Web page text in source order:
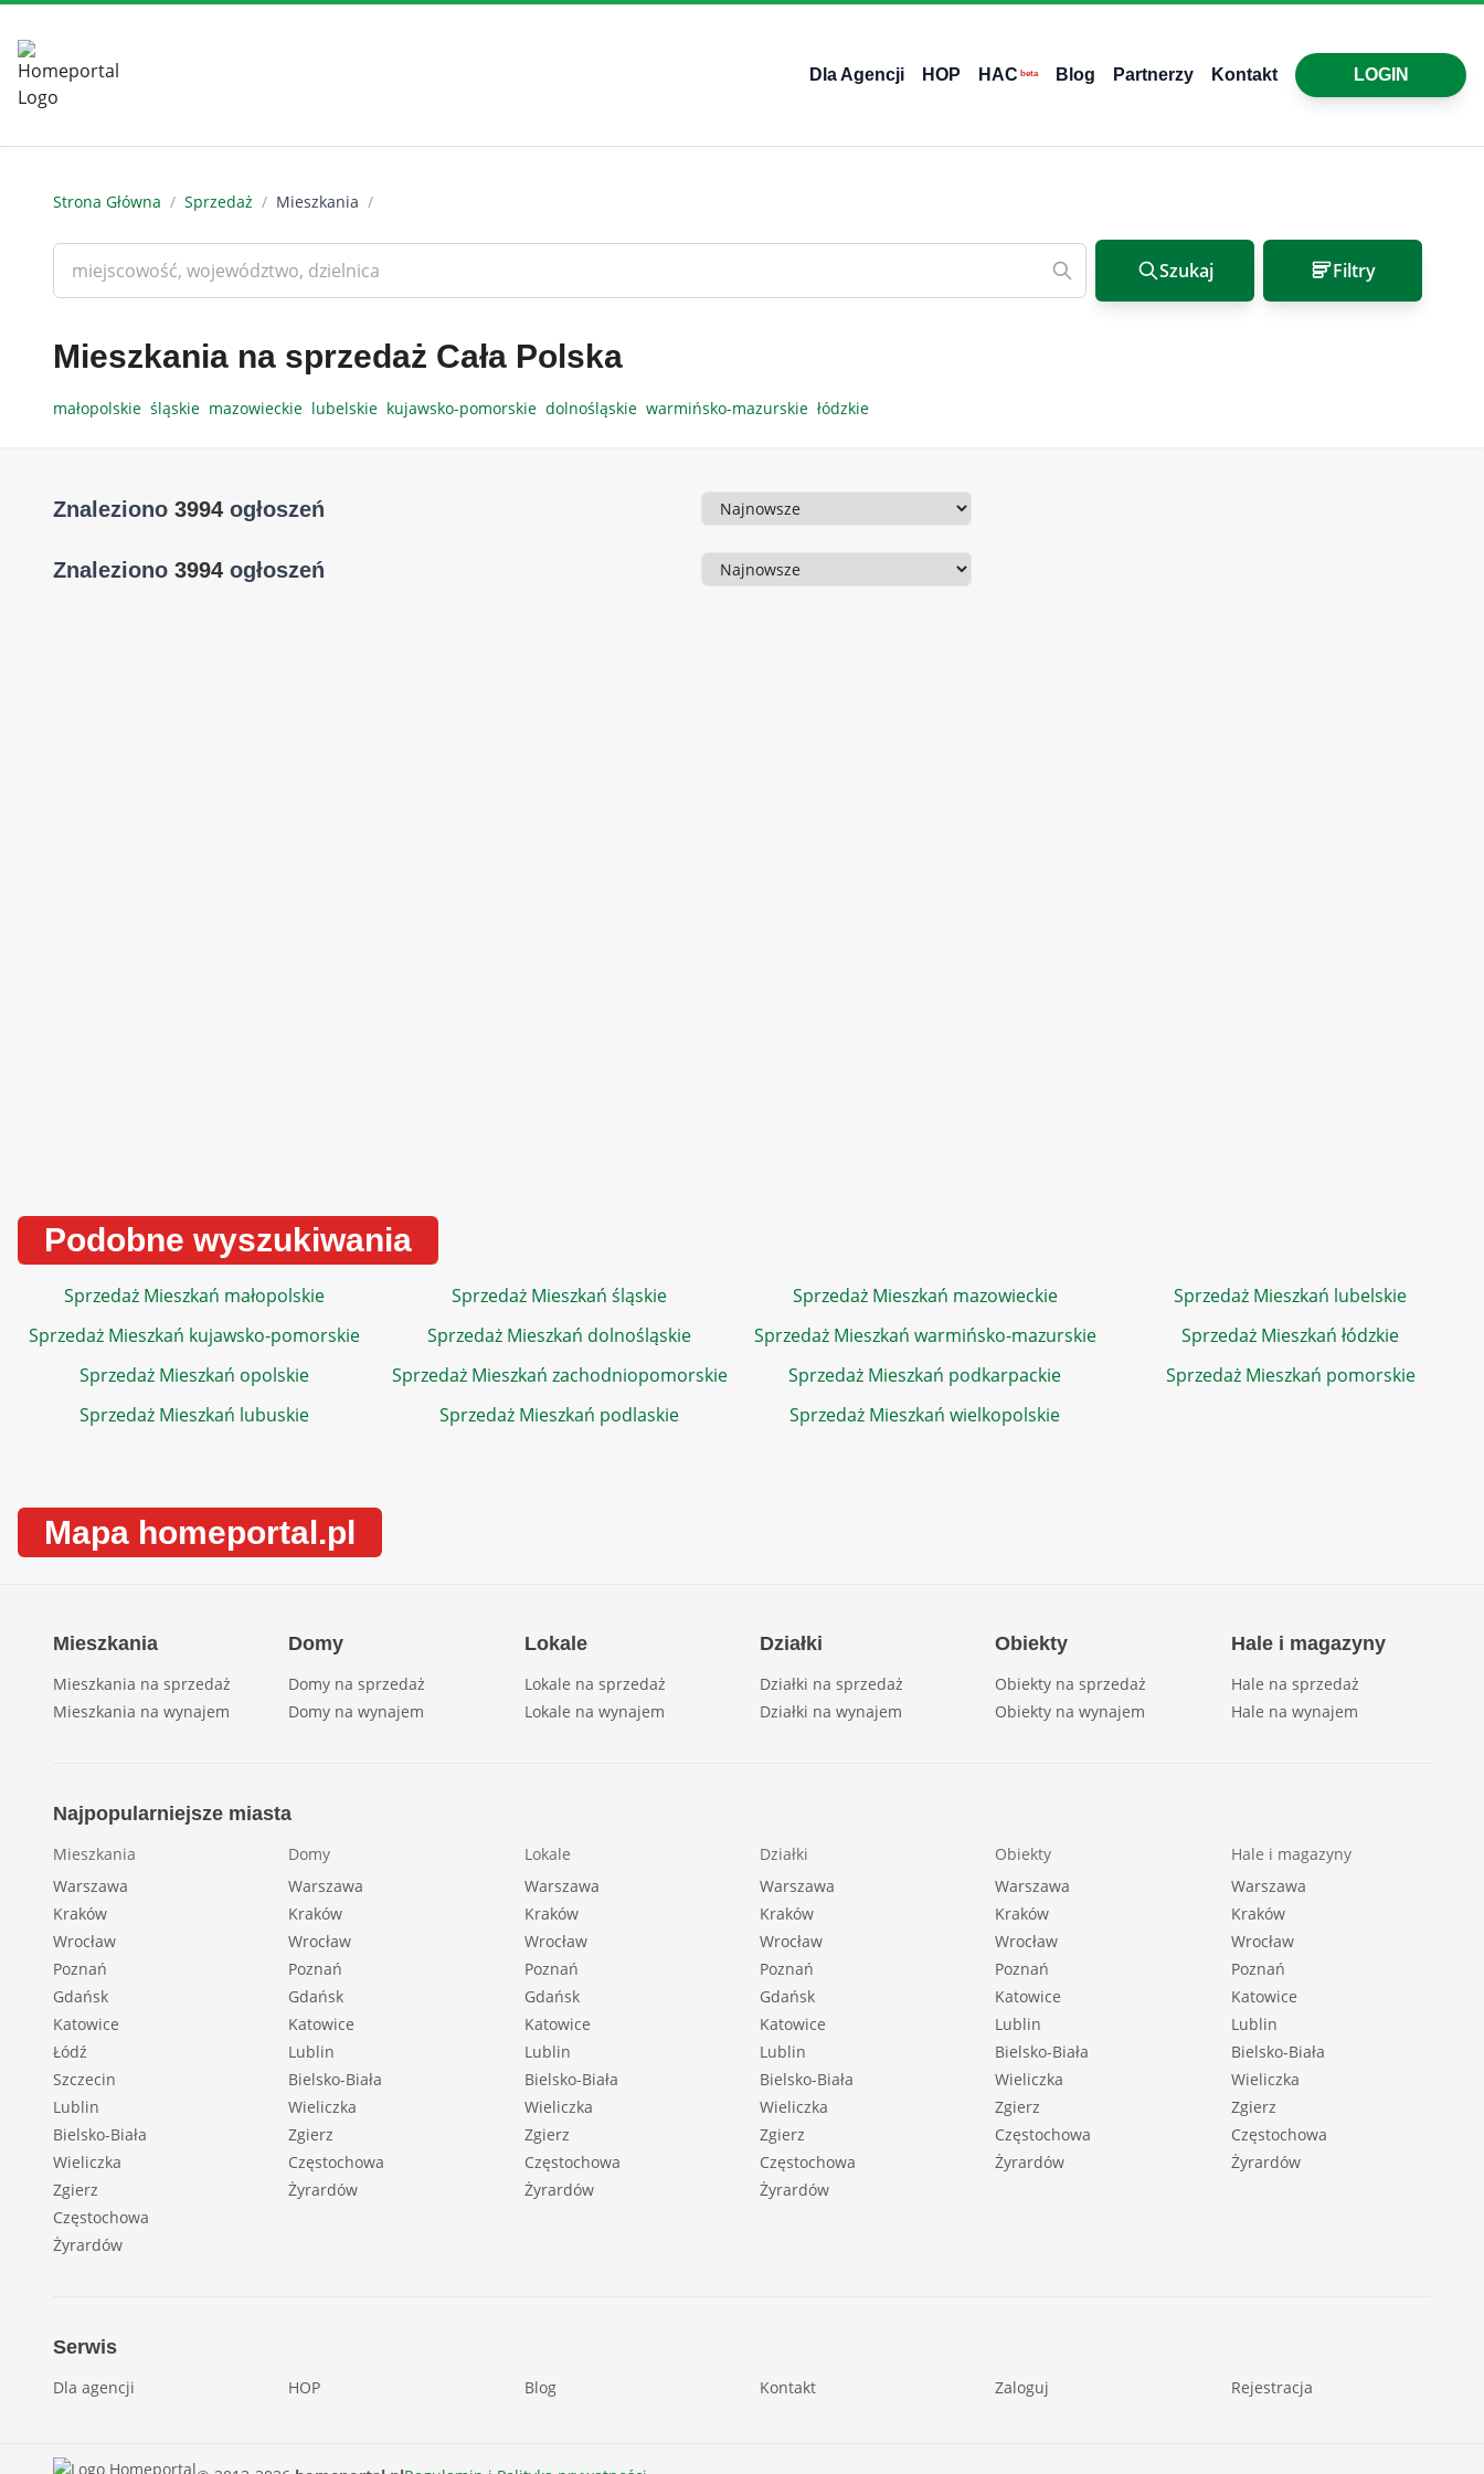
Dla Agencji HOP HAC beta Blog Partnerzy Kontakt LOGIN
Strona Główna / Sprzedaż / Mieszkania /
Szukaj Filtry
Mieszkania na sprzedaż Cała Polska
małopolskie śląskie mazowieckie lubelskie kujawsko-pomorskie dolnośląskie warmińsko-mazurskie łódzkie
Znaleziono 3994 ogłoszeń Sortowanie
Znaleziono 3994 ogłoszeń Sortowanie
Podobne wyszukiwania
Sprzedaż Mieszkań małopolskie Sprzedaż Mieszkań śląskie Sprzedaż Mieszkań mazowieckie
Sprzedaż Mieszkań lubelskie
Sprzedaż Mieszkań kujawsko-pomorskie
Sprzedaż Mieszkań dolnośląskie Sprzedaż Mieszkań warmińsko-mazurskie
Sprzedaż Mieszkań łódzkie
Sprzedaż Mieszkań opolskie
Sprzedaż Mieszkań zachodniopomorskie Sprzedaż Mieszkań podkarpackie
Sprzedaż Mieszkań pomorskie
Sprzedaż Mieszkań lubuskie
Sprzedaż Mieszkań podlaskie Sprzedaż Mieszkań wielkopolskie
Mapa homeportal.pl
Mieszkania
Mieszkania na sprzedaż
Mieszkania na wynajem
Domy
Domy na sprzedaż
Domy na wynajem
Lokale
Lokale na sprzedaż
Lokale na wynajem
Działki
Działki na sprzedaż
Działki na wynajem
Obiekty
Obiekty na sprzedaż
Obiekty na wynajem
Hale i magazyny
Hale na sprzedaż
Hale na wynajem
Najpopularniejsze miasta
Mieszkania
Warszawa
Kraków
Wrocław
Poznań
Gdańsk
Katowice
Łódź
Szczecin
Lublin
Bielsko-Biała
Wieliczka
Zgierz
Częstochowa
Żyrardów
Domy
Warszawa
Kraków
Wrocław
Poznań
Gdańsk
Katowice
Lublin
Bielsko-Biała
Wieliczka
Zgierz
Częstochowa
Żyrardów
Lokale
Warszawa
Kraków
Wrocław
Poznań
Gdańsk
Katowice
Lublin
Bielsko-Biała
Wieliczka
Zgierz
Częstochowa
Żyrardów
Działki
Warszawa
Kraków
Wrocław
Poznań
Gdańsk
Katowice
Lublin
Bielsko-Biała
Wieliczka
Zgierz
Częstochowa
Żyrardów
Obiekty
Warszawa
Kraków
Wrocław
Poznań
Katowice
Lublin
Bielsko-Biała
Wieliczka
Zgierz
Częstochowa
Żyrardów
Hale i magazyny
Warszawa
Kraków
Wrocław
Poznań
Katowice
Lublin
Bielsko-Biała
Wieliczka
Zgierz
Częstochowa
Żyrardów
Serwis
Dla agencji HOP Blog Kontakt Zaloguj Rejestracja